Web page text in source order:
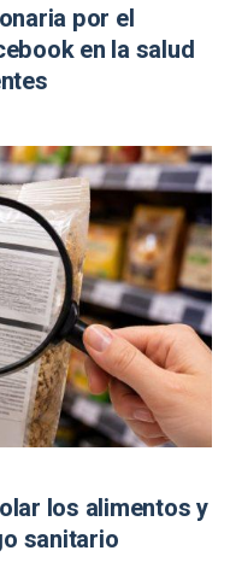
por el
en la salud
los alimentos y
sanitario